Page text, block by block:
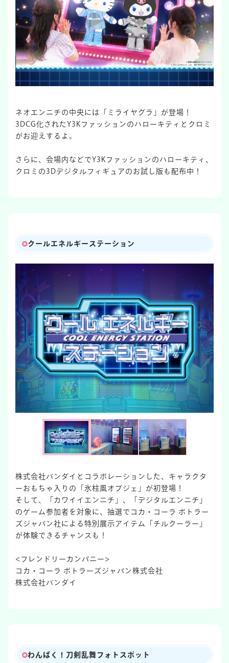
ネオエンニチの中央には「ミライヤグラ」が登場！
3DCG化されたY3Kファッションのハローキティとクロミ
がお迎えするよ。
さらに、会場内などでY3Kファッションのハローキティ、
クロミの3Dデジタルフィギュアのお試し版も配布中！
クールエネルギーステーション
株式会社バンダイとコラボレーションした、キャラクタ
ーおもちゃ入りの「氷柱風オブジェ」が初登場！
そして、「カワイイエンニチ」、「デジタルエンニチ」
のゲーム参加者を対象に、抽選でコカ・コーラ ボトラー
ズジャパン社による特別展示アイテム「チルクーラー」
が体験できるチャンスも！
<フレンドリーカンパニー>
コカ・コーラ ボトラーズジャパン株式会社
株式会社バンダイ
わんぱく！刀剣乱舞フォトスポット